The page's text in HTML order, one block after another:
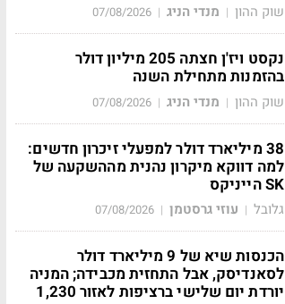
שוק ההון | מנדי הניג |
07/08/2026
נקסט ויז'ן חצתה 205 מיליון דולר
בהזמנות מתחילת השנה
שוק ההון | מנדי הניג |
07/08/2026
38 מיליארד דולר למפעלי זיכרון חדשים:
למה דווקא מיקרון נהנית מההשקעה של
SK הייניקס
גלובל | עוזי גרסטמן |
07/08/2026
הכנסות שיא של 9 מיליארד דולר
לסאנדיסק, אבל התחזית מכבידה; המניה
יורדת יום שלישי ברציפות לאזור 1,230